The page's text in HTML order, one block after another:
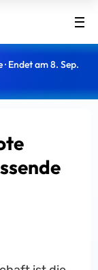
Endet am 8. Sep.